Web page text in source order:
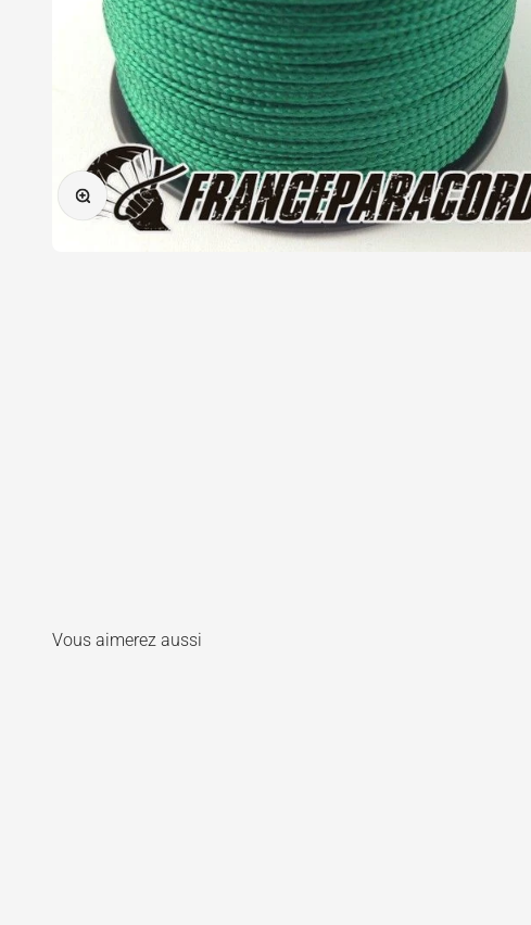
Zoomer sur l'image